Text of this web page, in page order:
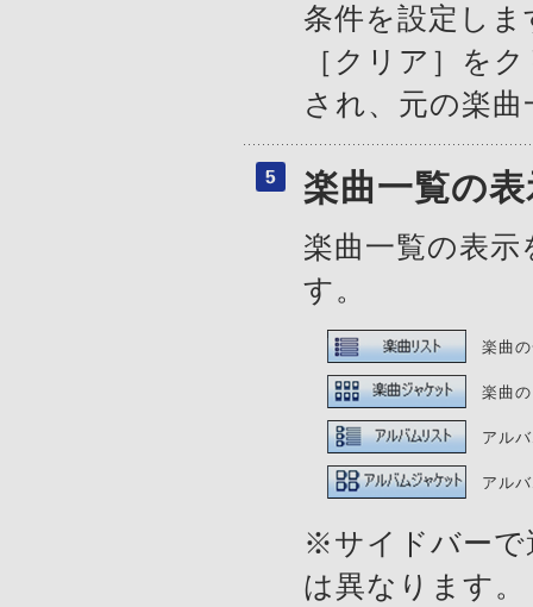
条件を設定しま
［クリア］を
され、元の楽
楽曲一覧の
楽曲一覧の表
す。
楽曲
楽曲
アル
アル
※サイドバーで
は異なります。